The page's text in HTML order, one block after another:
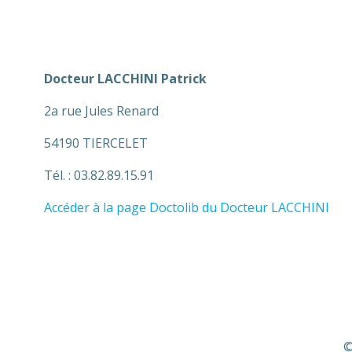
Docteur LACCHINI Patrick
2a rue Jules Renard
54190 TIERCELET
Tél. : 03.82.89.15.91
Accéder à la page Doctolib du Docteur LACCHINI